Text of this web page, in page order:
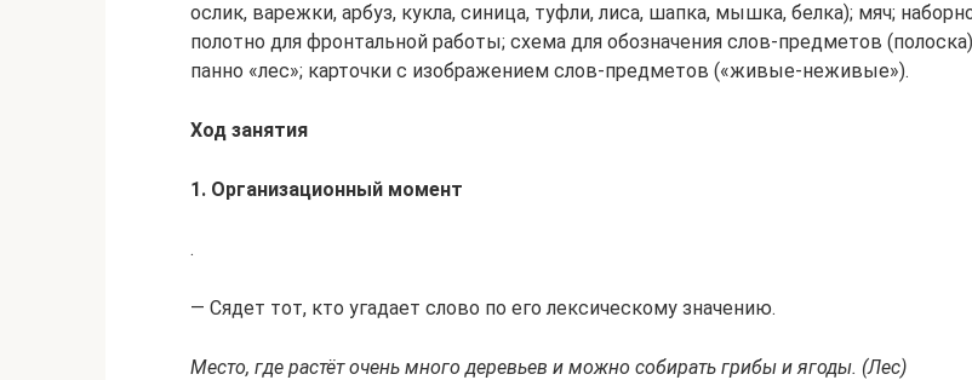
ослик, варежки, арбуз, кукла, синица, туфли, лиса, шапка, мышка, белка); мяч;
полотно для фронтальной работы; схема для обозначения слов-предметов
панно «лес»; карточки с изображением слов-предметов («живые-неживые»).
Ход занятия
1. Организационный момент
.
— Сядет тот, кто угадает слово по его лексическому значению.
Место, где растёт очень много деревьев и можно собирать грибы и ягоды. (Лес)